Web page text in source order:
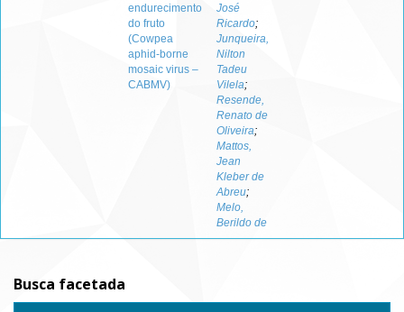
endurecimento
do fruto
(Cowpea
aphid-borne
mosaic virus –
CABMV)
José
Ricardo;
Junqueira,
Nilton
Tadeu
Vilela;
Resende,
Renato de
Oliveira;
Mattos,
Jean
Kleber de
Abreu;
Melo,
Berildo de
Busca facetada